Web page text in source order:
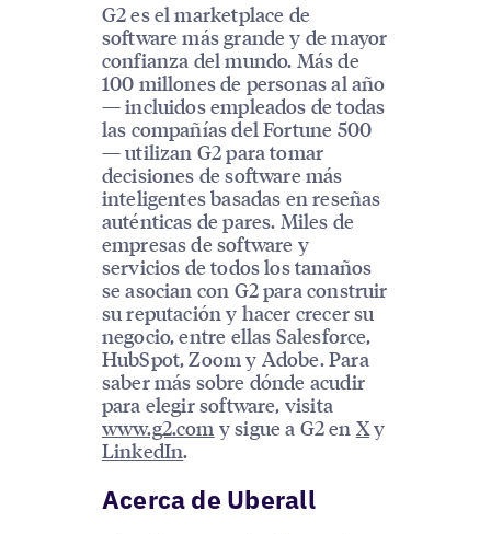
G2 es el marketplace de
software más grande y de mayor
confianza del mundo. Más de
100 millones de personas al año
— incluidos empleados de todas
las compañías del Fortune 500
— utilizan G2 para tomar
decisiones de software más
inteligentes basadas en reseñas
auténticas de pares. Miles de
empresas de software y
servicios de todos los tamaños
se asocian con G2 para construir
su reputación y hacer crecer su
negocio, entre ellas Salesforce,
HubSpot, Zoom y Adobe. Para
saber más sobre dónde acudir
para elegir software, visita
www.g2.com y sigue a G2 en Xy
LinkedIn.
Acerca de Uberall